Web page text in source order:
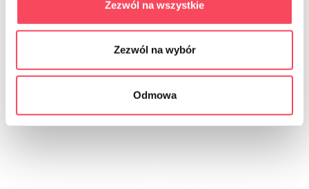
Zezwól na wszystkie
Zezwól na wybór
Odmowa
vaniglia 120L 8 pz
nastro adesivo 4 SEASONS GOLD
future 120L 8 pz
15,99 zł